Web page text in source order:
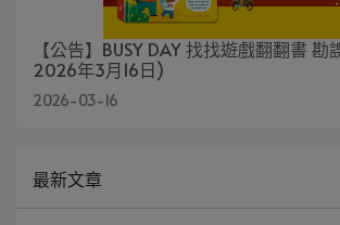
【公告】BUSY DAY 找找遊戲翻翻書
2026年3月16日)
2026-03-16
最新文章